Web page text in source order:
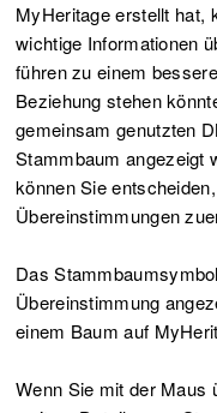
MyHeritage erstellt hat,
wichtige Informationen
führen zu einem
Beziehung stehen
gemeinsam genutzten
Stammbaum angezeigt
können Sie
Übereinstimmungen
Das
Übereinstimmung
einem Baum auf
Wenn Sie mit der Maus